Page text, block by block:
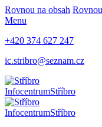
Rovnou na obsah
Menu
+420 374 627 247
ic.stribro@seznam.cz
InfocentrumStříbro
InfocentrumStříbro